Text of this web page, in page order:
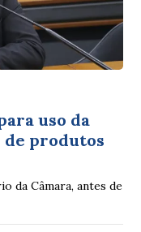
uso da
de produtos
da Câmara, antes de